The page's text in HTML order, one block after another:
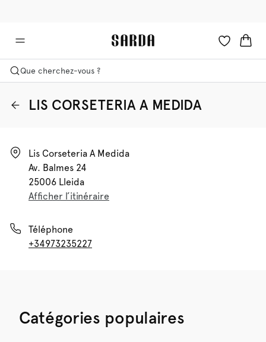
Que cherchez-vous ?
LIS CORSETERIA A MEDIDA
Lis Corseteria A Medida
Av. Balmes 24
25006 Lleida
Afficher l’itinéraire
Téléphone
+34973235227
Catégories populaires